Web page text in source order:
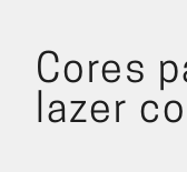
Cores
lazer